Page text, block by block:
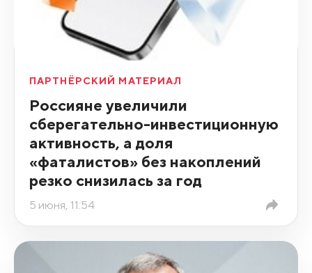
ПАРТНЁРСКИЙ МАТЕРИАЛ
Россияне увеличили
сберегательно-инвестиционную
активность, а доля
«фаталистов» без накоплений
резко снизилась за год
5 июня, 11:54